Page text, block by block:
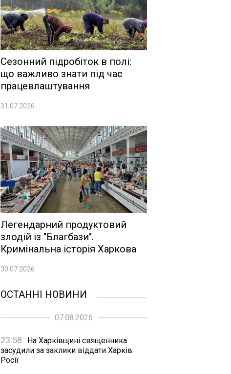
Сезонний підробіток в полі:
що важливо знати під час
працевлаштування
31.07.2026
Легендарний продуктовий
злодій із "Благбази".
Кримінальна історія Харкова
30.07.2026
ОСТАННІ НОВИНИ
07.08.2026
23:58
На Харківщині священника
засудили за заклики віддати Харків
Росії